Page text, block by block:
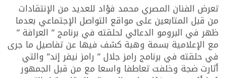
تعرض الفنان المصري محمد فؤاد للعديد من الإنتقادات
من قبل المتابعين على مواقع التواصل الإجتماعي بعدما
ظهر في البرومو الدعائي لحلقته في برنامج ” العرافة ”
مع الإعلامية بسمة وهبة كشف فيها عن تفاصيل ما جرى
في حلقته في برنامج رامز جلال ” رامز نيفر إند” والتي
أثارت ضجة وخلفت تعاطفا واسعا مع من قبل الجمهور